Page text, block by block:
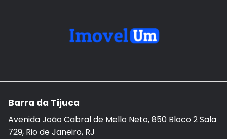
Barra da Tijuca
Avenida João Cabral de Mello Neto, 850 Bloco 2 Sala
729, Rio de Janeiro, RJ